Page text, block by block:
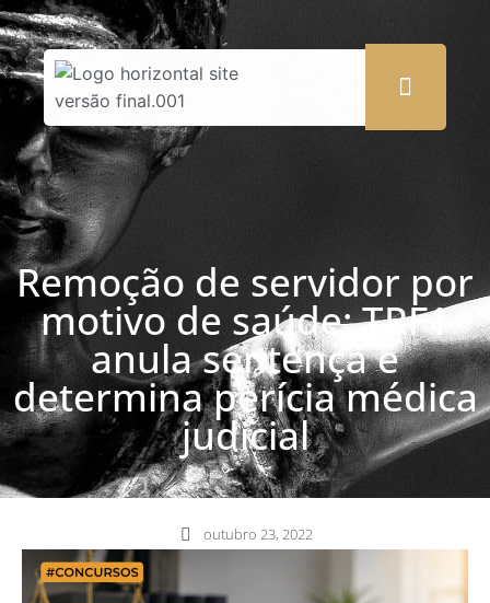
Remoção de servidor por
motivo de saúde: TRF1
anula sentença e
determina perícia médica
judicial
outubro 23, 2022